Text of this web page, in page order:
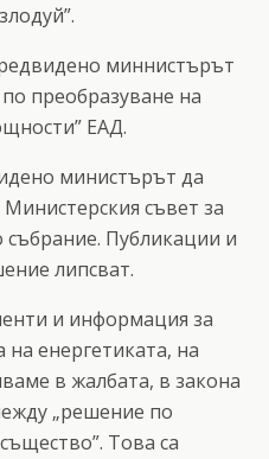
миннистърът
преобразуване на
ЕАД.
министърът да
съвет за
Публикации и
липсват.
и информация за
енергетиката, на
в жалбата, в закона
„решение по
Това са